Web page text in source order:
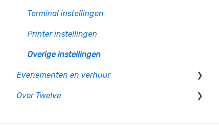
Digitale prijslijst
Overige hardware
Netwerk
Storingen - Kassa
Storingen - Pin
KNIP app
MIJN KNIP Online (MKO)
Bestelwebsite
QR bestellen
Koffiekoppeling
Terminal instellingen
Printer instellingen
Overige instellingen
Evenementen en verhuur
Hardware huren
Over Twelve